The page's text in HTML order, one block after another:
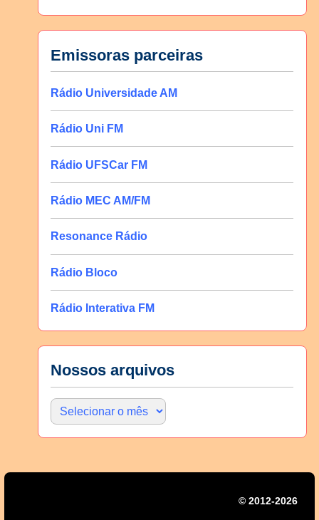
Emissoras parceiras
Rádio Universidade AM
Rádio Uni FM
Rádio UFSCar FM
Rádio MEC AM/FM
Resonance Rádio
Rádio Bloco
Rádio Interativa FM
Nossos arquivos
© 2012-2026 |